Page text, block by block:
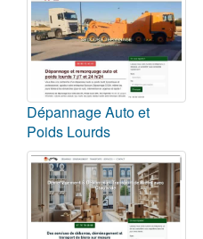
Dépannage Auto et
Poids Lourds